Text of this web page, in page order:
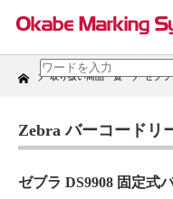
Home 取り扱い商品一覧 ゼブ
Zebra バーコードリ
ゼブラ DS9908 固定式